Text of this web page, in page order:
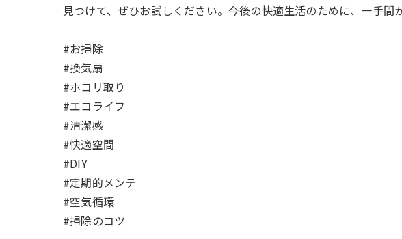
見つけて、ぜひお試しください。今後の快適生活のために、一手間
#お掃除
#換気扇
#ホコリ取り
#エコライフ
#清潔感
#快適空間
#DIY
#定期的メンテ
#空気循環
#掃除のコツ